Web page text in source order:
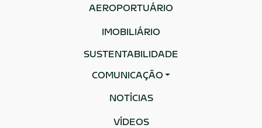
AEROPORTUÁRIO
IMOBILIÁRIO
SUSTENTABILIDADE
COMUNICAÇÃO
NOTÍCIAS
VÍDEOS